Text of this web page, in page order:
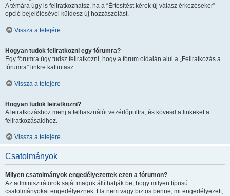
A témára úgy is feliratkozhatsz, ha a “Értesítést kérek új válasz érkezésekor”
opció bejelölésével küldesz új hozzászólást.
Vissza a tetejére
Hogyan tudok feliratkozni egy fórumra?
Egy fórumra úgy tudsz feliratkozni, hogy a fórum oldalán alul a „Feliratkozás a
fórumra” linkre kattintasz.
Vissza a tetejére
Hogyan tudok leiratkozni?
A leiratkozáshoz menj a felhasználói vezérlőpultra, és kövesd a linkeket a
feliratkozásaidhoz.
Vissza a tetejére
Csatolmányok
Milyen csatolmányok engedélyezettek ezen a fórumon?
Az adminisztrátorok saját maguk állíthatják be, hogy milyen típusú
csatolmányokat engedélyeznek. Ha nem vagy biztos benne, mi engedélyezett,